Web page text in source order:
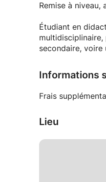
Remise à niveau,
Étudiant en
multidisciplinaire,
secondaire, voire
Informations
Frais
Lieu